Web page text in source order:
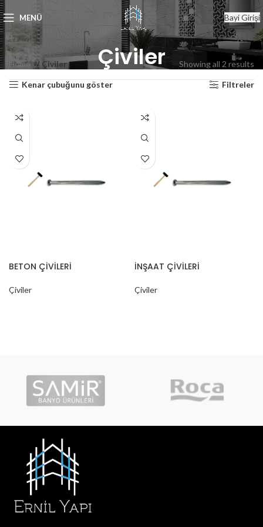
MENÜ Bayi Girişi
Çiviler
Home Çiviler Showing all 2 results
Kenar çubuğunu göster Filtreler
BETON ÇİVİLERİ
Çiviler
İNŞAAT ÇİVİLERİ
Çiviler